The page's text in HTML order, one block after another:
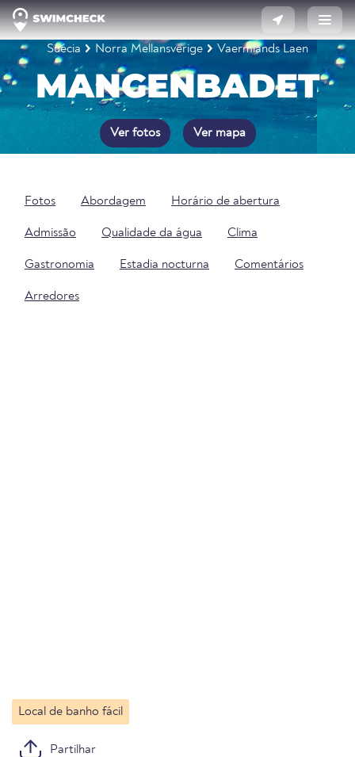
Suécia Norra Mellansverige Vaermlands Laen
MANGENBADET
Ver fotos Ver mapa
Fotos Abordagem Horário de abertura
Admissão Qualidade da água Clima
Gastronomia Estadia nocturna Comentários
Arredores
Local de banho fácil
Partilhar